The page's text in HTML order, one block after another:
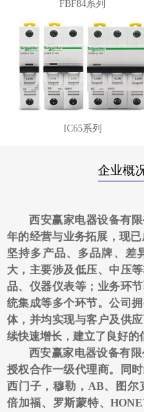
FBF84系列
IC65系列
企业概
西安赢家电器设备有
年的经营与业务拓展，现
坚持多产品、多品牌、差
大，主要涉及低压、中压
品、仪器仪表等；业务环
统集成等多个环节。公司
体，并均实现与客户及供
续快速增长，建立了良好的
西安赢家电器设备有
授权合作一级代理商。
同
西门子，穆勒，AB、图尔
倍加福、罗斯蒙特、